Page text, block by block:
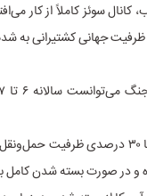
کانال سوئز کاملاً از کار
جهانی کشتیرانی به
این معادل کاهش ۲۰ تا ۳۰